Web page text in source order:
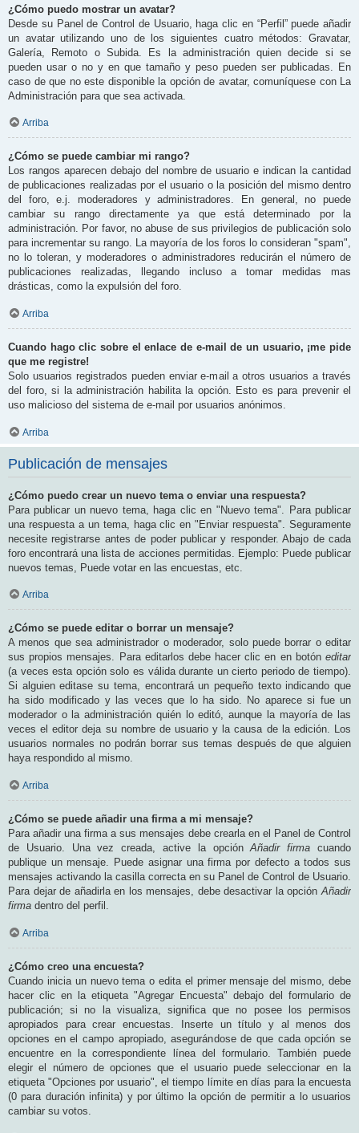
¿Cómo puedo mostrar un avatar?
Desde su Panel de Control de Usuario, haga clic en “Perfil” puede añadir
un avatar utilizando uno de los siguientes cuatro métodos: Gravatar,
Galería, Remoto o Subida. Es la administración quien decide si se
pueden usar o no y en que tamaño y peso pueden ser publicadas. En
caso de que no este disponible la opción de avatar, comuníquese con La
Administración para que sea activada.
Arriba
¿Cómo se puede cambiar mi rango?
Los rangos aparecen debajo del nombre de usuario e indican la cantidad
de publicaciones realizadas por el usuario o la posición del mismo dentro
del foro, e.j. moderadores y administradores. En general, no puede
cambiar su rango directamente ya que está determinado por la
administración. Por favor, no abuse de sus privilegios de publicación solo
para incrementar su rango. La mayoría de los foros lo consideran "spam",
no lo toleran, y moderadores o administradores reducirán el número de
publicaciones realizadas, llegando incluso a tomar medidas mas
drásticas, como la expulsión del foro.
Arriba
Cuando hago clic sobre el enlace de e-mail de un usuario, ¡me pide
que me registre!
Solo usuarios registrados pueden enviar e-mail a otros usuarios a través
del foro, si la administración habilita la opción. Esto es para prevenir el
uso malicioso del sistema de e-mail por usuarios anónimos.
Arriba
Publicación de mensajes
¿Cómo puedo crear un nuevo tema o enviar una respuesta?
Para publicar un nuevo tema, haga clic en "Nuevo tema". Para publicar
una respuesta a un tema, haga clic en "Enviar respuesta". Seguramente
necesite registrarse antes de poder publicar y responder. Abajo de cada
foro encontrará una lista de acciones permitidas. Ejemplo: Puede publicar
nuevos temas, Puede votar en las encuestas, etc.
Arriba
¿Cómo se puede editar o borrar un mensaje?
A menos que sea administrador o moderador, solo puede borrar o editar
sus propios mensajes. Para editarlos debe hacer clic en en botón editar
(a veces esta opción solo es válida durante un cierto periodo de tiempo).
Si alguien editase su tema, encontrará un pequeño texto indicando que
ha sido modificado y las veces que lo ha sido. No aparece si fue un
moderador o la administración quién lo editó, aunque la mayoría de las
veces el editor deja su nombre de usuario y la causa de la edición. Los
usuarios normales no podrán borrar sus temas después de que alguien
haya respondido al mismo.
Arriba
¿Cómo se puede añadir una firma a mi mensaje?
Para añadir una firma a sus mensajes debe crearla en el Panel de Control
de Usuario. Una vez creada, active la opciónAñadir firma cuando
publique un mensaje. Puede asignar una firma por defecto a todos sus
mensajes activando la casilla correcta en su Panel de Control de Usuario.
Para dejar de añadirla en los mensajes, debe desactivar la opciónAñadir
firma dentro del perfil.
Arriba
¿Cómo creo una encuesta?
Cuando inicia un nuevo tema o edita el primer mensaje del mismo, debe
hacer clic en la etiqueta "Agregar Encuesta" debajo del formulario de
publicación; si no la visualiza, significa que no posee los permisos
apropiados para crear encuestas. Inserte un título y al menos dos
opciones en el campo apropiado, asegurándose de que cada opción se
encuentre en la correspondiente línea del formulario. También puede
elegir el número de opciones que el usuario puede seleccionar en la
etiqueta "Opciones por usuario", el tiempo límite en días para la encuesta
(0 para duración infinita) y por último la opción de permitir a lo usuarios
cambiar su votos.